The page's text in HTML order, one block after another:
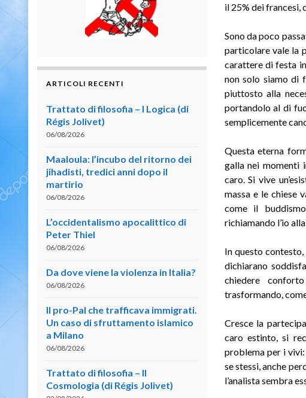
il 25% dei francesi,
Sono da poco
particolare vale la
carattere di festa
non solo siamo di
piuttosto alla
portandolo al di
semplicemente
Questa eterna
galla nei momenti
caro. Si vive
massa e le chiese
come il
richiamando l’io
In questo
dichiarano
chiedere
trasformando,
Cresce la
caro estinto, si
problema per i
se stessi, anche
l’analista sembra
ARTICOLI RECENTI
Trattato di filosofia – I Logica (di
Régis Jolivet)
06/08/2026
Maaloula: l’incubo del ritorno dei
jihadisti, tredici anni dopo il
martirio
06/08/2026
L’occidentalismo apocalittico di
Peter Thiel
06/08/2026
Da dove viene la violenza in Italia?
06/08/2026
Il pro-Pal che trafficava immigrati.
Un caso di sfruttamento islamico
a Milano
06/08/2026
Trattato di filosofia – II
Cosmologia (di Régis Jolivet)